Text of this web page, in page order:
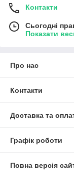
Контакти
Сьогодні
Показати
Про нас
Контакти
Доставка та
Графік роботи
Повна версія